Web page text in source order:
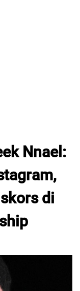
Nnael:
di